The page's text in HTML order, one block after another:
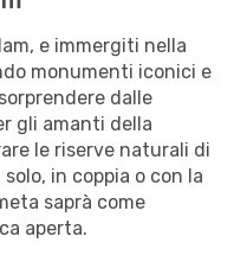
e immergiti nella
monumenti iconici e
dalle
gli amanti della
le riserve naturali di
in coppia o con la
saprà come
aperta.